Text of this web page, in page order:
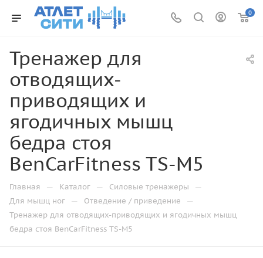
0
Тренажер для
отводящих-
приводящих и
ягодичных мышц
бедра стоя
BenCarFitness TS-M5
Главная — Каталог — Силовые тренажеры —
Для мышц ног — Отведение / приведение —
Тренажер для отводящих-приводящих и ягодичных мышц
бедра стоя BenCarFitness TS-M5